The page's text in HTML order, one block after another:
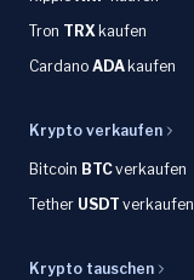
Tron TRX kaufen
Cardano ADA kaufen
Krypto verkaufen
Bitcoin BTCverkaufen
Tether USDT verkaufen
Krypto tauschen